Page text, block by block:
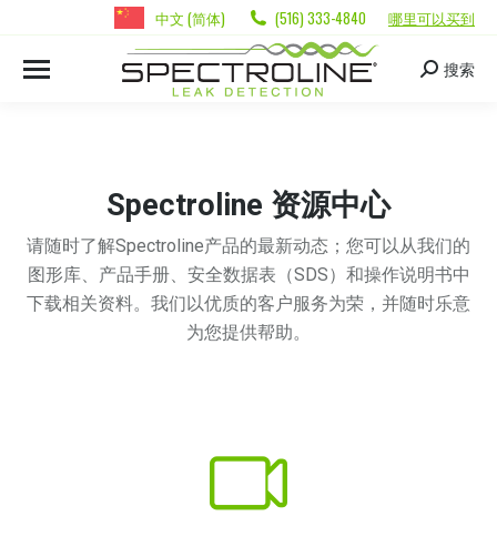
中文 (简体) (516) 333-4840 哪里可以买到
搜索
Spectroline 资源中心
请随时了解Spectroline产品的最新动态；您可以从我们的
图形库、产品手册、安全数据表（SDS）和操作说明书中
下载相关资料。我们以优质的客户服务为荣，并随时乐意
为您提供帮助。